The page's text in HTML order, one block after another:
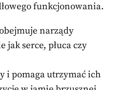
funkcjonowania.
narządy
jak serce, płuca czy
i pomaga utrzymać ich